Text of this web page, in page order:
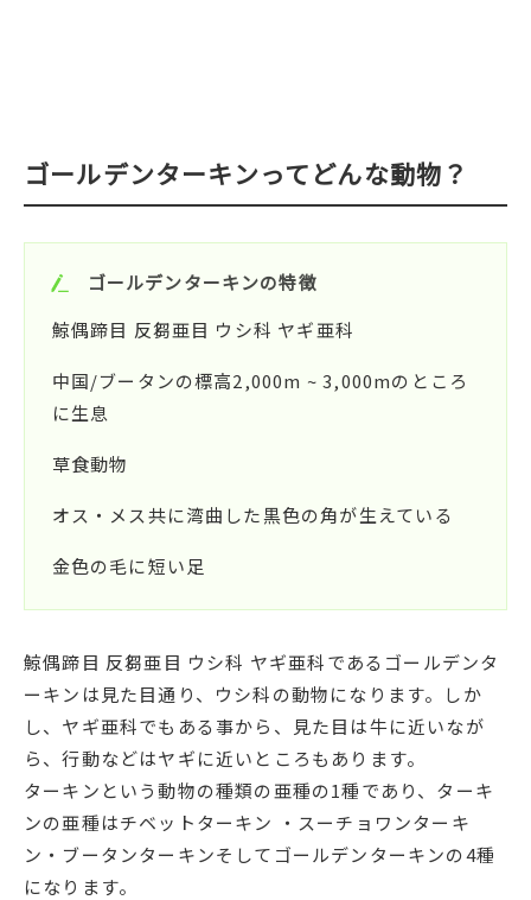
ゴールデンターキンってどんな動物？
ゴールデンターキンの特徴
鯨偶蹄目 反芻亜目 ウシ科 ヤギ亜科
中国/ブータンの標高2,000m ~ 3,000mのところ
に生息
草食動物
オス・メス共に湾曲した黒色の角が生えている
金色の毛に短い足
鯨偶蹄目 反芻亜目 ウシ科 ヤギ亜科であるゴールデンタ
ーキンは見た目通り、ウシ科の動物になります。しか
し、ヤギ亜科でもある事から、見た目は牛に近いなが
ら、行動などはヤギに近いところもあります。
ターキンという動物の種類の亜種の1種であり、ターキ
ンの亜種はチベットターキン ・スーチョワンターキ
ン・ブータンターキンそしてゴールデンターキンの4種
になります。